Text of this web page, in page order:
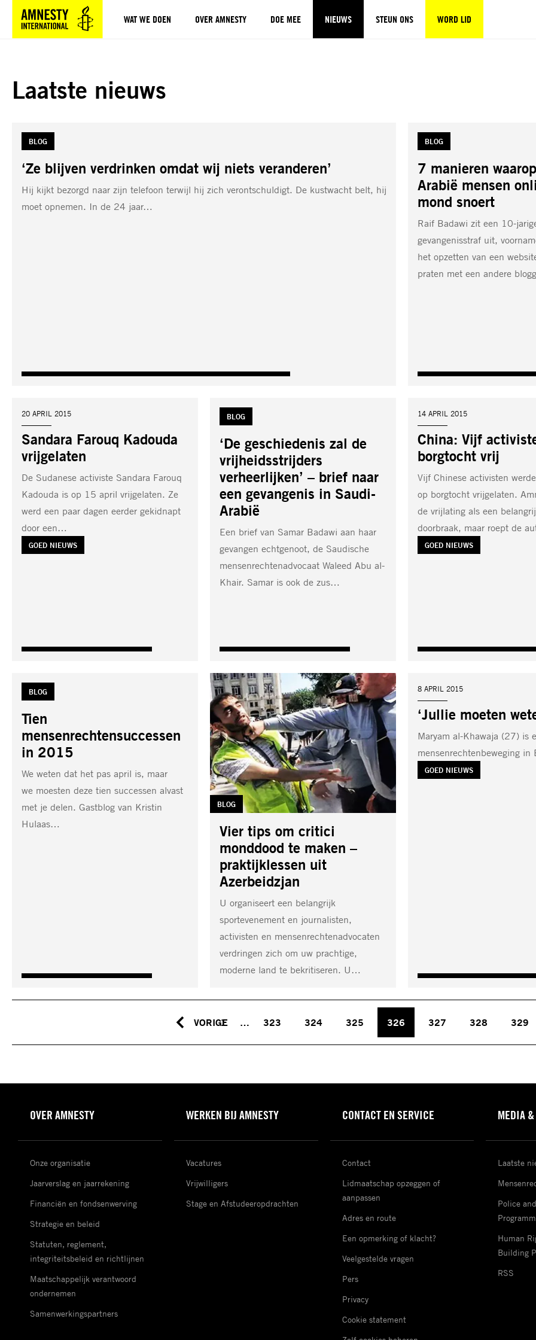
Sla navigatie over
WAT WE DOEN OVER AMNESTY DOE MEE NIEUWS STEUN ONS WORD LID
Laatste nieuws
‘Ze blijven verdrinken omdat wij niets veranderen’
TAG:
BLOG
Hij kijkt bezorgd naar zijn telefoon terwijl hij zich verontschuldigt. De kustwacht belt, hij
moet opnemen. In de 24 jaar…
7 manieren
Arabië mensen
mond snoert
TAG:
BLOG
Raif Badawi zit een 10-
gevangenisstraf uit,
het opzetten van een
praten met een andere
Sandara Farouq Kadouda
vrijgelaten
TAG:
GOED NIEUWS
DATUM:
20 APRIL 2015
De Sudanese activiste Sandara Farouq
Kadouda is op 15 april vrijgelaten. Ze
werd een paar dagen eerder gekidnapt
door een…
‘De geschiedenis zal de
vrijheidsstrijders
verheerlijken’ – brief naar
een gevangenis in Saudi-
Arabië
TAG:
BLOG
Een brief van Samar Badawi aan haar
gevangen echtgenoot, de Saudische
mensenrechtenadvocaat Waleed Abu al-
Khair. Samar is ook de zus…
China: Vijf
borgtocht vrij
TAG:
GOED NIEUWS
DATUM:
14 APRIL 2015
Vijf Chinese activisten
op borgtocht vrijgelaten.
de vrijlating als een
doorbraak, maar roept de
Tien
mensenrechtensuccessen
in 2015
TAG:
BLOG
We weten dat het pas april is, maar
we moesten deze tien successen alvast
met je delen. Gastblog van Kristin
Hulaas…
Vier tips om critici
monddood te maken –
praktijklessen uit
Azerbeidzjan
TAG:
BLOG
U organiseert een belangrijk
sportevenement en journalisten,
activisten en mensenrechtenadvocaten
verdringen zich om uw prachtige,
moderne land te bekritiseren. U…
‘Jullie moeten
TAG:
GOED NIEUWS
DATUM:
8 APRIL 2015
Maryam al-Khawaja (27) is
mensenrechtenbeweging
VORIGE
1 … 323 324 325 326 327 328 329
OVER AMNESTY
Onze organisatie
Jaarverslag en jaarrekening
Financiën en fondsenwerving
Strategie en beleid
Statuten, reglement,
integriteitsbeleid en richtlijnen
Maatschappelijk verantwoord
ondernemen
Samenwerkingspartners
WERKEN BIJ AMNESTY
Vacatures
Vrijwilligers
Stage en Afstudeeropdrachten
CONTACT EN SERVICE
Contact
Lidmaatschap opzeggen of
aanpassen
Adres en route
Een opmerking of klacht?
Veelgestelde vragen
Pers
Privacy
Cookie statement
MEDIA
Laatste
Police
Human
Building
RSS